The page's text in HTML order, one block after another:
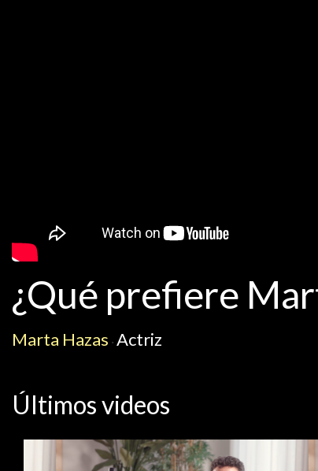
¿Qué prefiere
Marta Hazas · Actriz
Últimos videos